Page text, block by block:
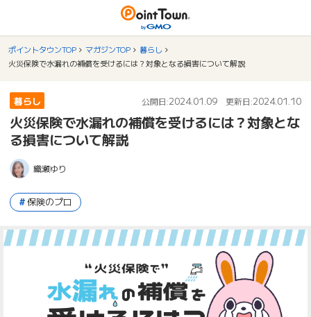
ポイントタウンTOP マガジンTOP
暮らし
火災保険で水漏れの補償を受けるには？対象となる損害について解説
暮らし 公開日:2024.01.09 更新日:2024.01.10
火災保険で水漏れの補償を受けるには？対象とな
る損害について解説
織瀬ゆり
保険のプロ